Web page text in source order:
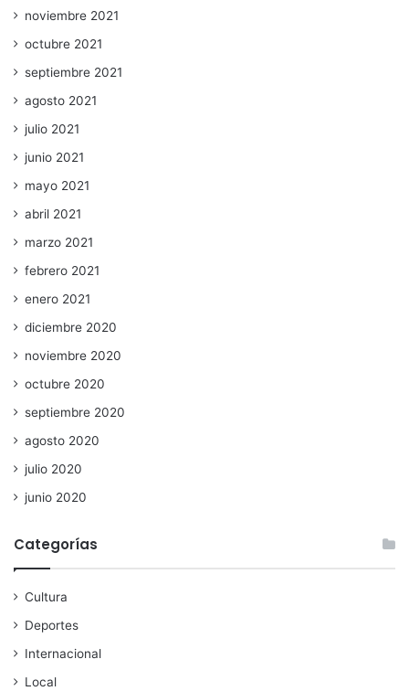
noviembre 2021
octubre 2021
septiembre 2021
agosto 2021
julio 2021
junio 2021
mayo 2021
abril 2021
marzo 2021
febrero 2021
enero 2021
diciembre 2020
noviembre 2020
octubre 2020
septiembre 2020
agosto 2020
julio 2020
junio 2020
Categorías
Cultura
Deportes
Internacional
Local